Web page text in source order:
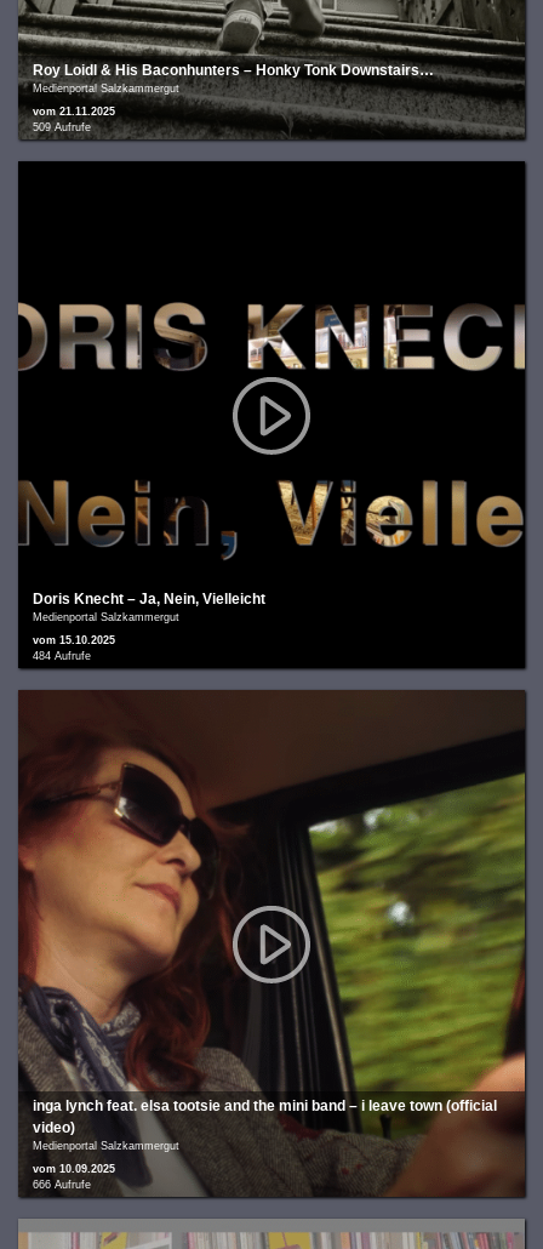
Roy Loidl & His Baconhunters – Honky Tonk Downstairs…
Medienportal Salzkammergut
vom 21.11.2025
509 Aufrufe
Doris Knecht – Ja, Nein, Vielleicht
Medienportal Salzkammergut
vom 15.10.2025
484 Aufrufe
inga lynch feat. elsa tootsie and the mini band – i leave town (official
video)
Medienportal Salzkammergut
vom 10.09.2025
666 Aufrufe